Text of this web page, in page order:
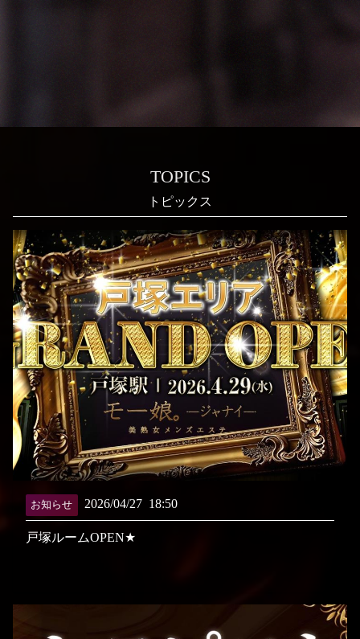
TOPICS
お知らせ 2026/04/27 18:50
戸塚ルームOPEN★